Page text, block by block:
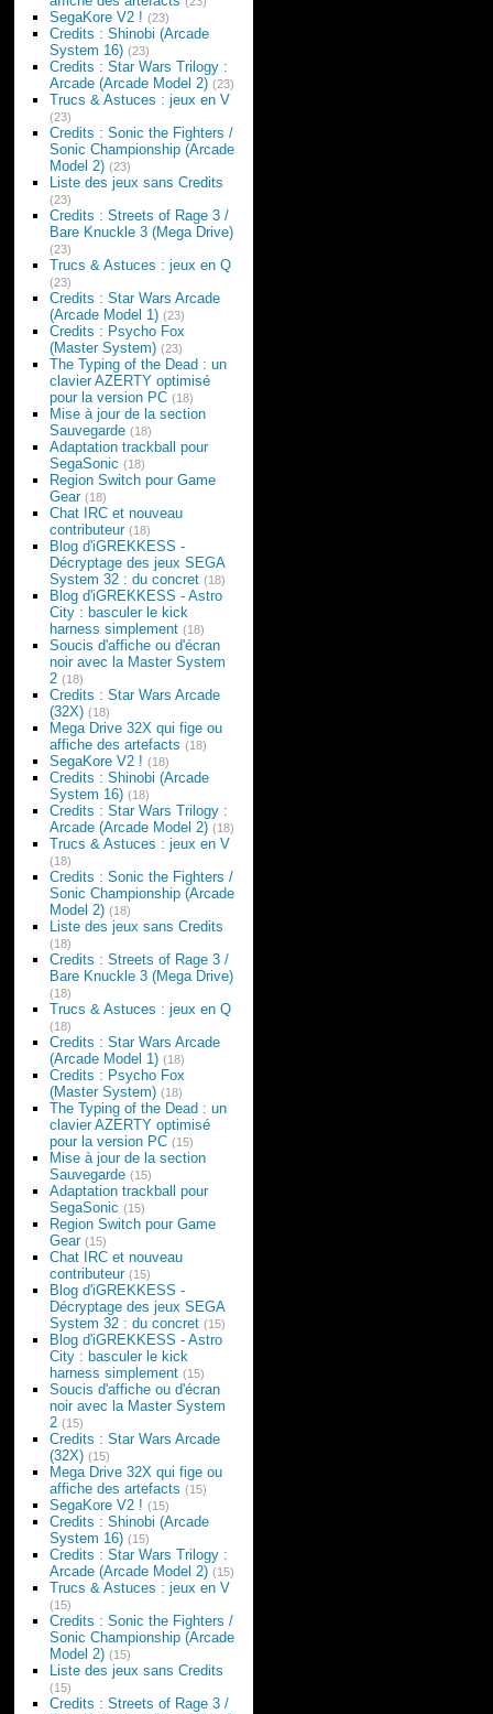
SegaKore V2 ! (23)
Credits : Shinobi (Arcade
System 16) (23)
Credits : Star Wars Trilogy :
Arcade (Arcade Model 2) (23)
Trucs & Astuces : jeux en V
(23)
Credits : Sonic the Fighters /
Sonic Championship (Arcade
Model 2) (23)
Liste des jeux sans Credits
(23)
Credits : Streets of Rage 3 /
Bare Knuckle 3 (Mega Drive)
(23)
Trucs & Astuces : jeux en Q
(23)
Credits : Star Wars Arcade
(Arcade Model 1) (23)
Credits : Psycho Fox
(Master System) (23)
The Typing of the Dead : un
clavier AZERTY optimisé
pour la version PC (18)
Mise à jour de la section
Sauvegarde (18)
Adaptation trackball pour
SegaSonic (18)
Region Switch pour Game
Gear (18)
Chat IRC et nouveau
contributeur (18)
Blog d'iGREKKESS -
Décryptage des jeux SEGA
System 32 : du concret (18)
Blog d'iGREKKESS - Astro
City : basculer le kick
harness simplement (18)
Soucis d'affiche ou d'écran
noir avec la Master System
2 (18)
Credits : Star Wars Arcade
(32X) (18)
Mega Drive 32X qui fige ou
affiche des artefacts (18)
SegaKore V2 ! (18)
Credits : Shinobi (Arcade
System 16) (18)
Credits : Star Wars Trilogy :
Arcade (Arcade Model 2) (18)
Trucs & Astuces : jeux en V
(18)
Credits : Sonic the Fighters /
Sonic Championship (Arcade
Model 2) (18)
Liste des jeux sans Credits
(18)
Credits : Streets of Rage 3 /
Bare Knuckle 3 (Mega Drive)
(18)
Trucs & Astuces : jeux en Q
(18)
Credits : Star Wars Arcade
(Arcade Model 1) (18)
Credits : Psycho Fox
(Master System) (18)
The Typing of the Dead : un
clavier AZERTY optimisé
pour la version PC (15)
Mise à jour de la section
Sauvegarde (15)
Adaptation trackball pour
SegaSonic (15)
Region Switch pour Game
Gear (15)
Chat IRC et nouveau
contributeur (15)
Blog d'iGREKKESS -
Décryptage des jeux SEGA
System 32 : du concret (15)
Blog d'iGREKKESS - Astro
City : basculer le kick
harness simplement (15)
Soucis d'affiche ou d'écran
noir avec la Master System
2 (15)
Credits : Star Wars Arcade
(32X) (15)
Mega Drive 32X qui fige ou
affiche des artefacts (15)
SegaKore V2 ! (15)
Credits : Shinobi (Arcade
System 16) (15)
Credits : Star Wars Trilogy :
Arcade (Arcade Model 2) (15)
Trucs & Astuces : jeux en V
(15)
Credits : Sonic the Fighters /
Sonic Championship (Arcade
Model 2) (15)
Liste des jeux sans Credits
(15)
Credits : Streets of Rage 3 /